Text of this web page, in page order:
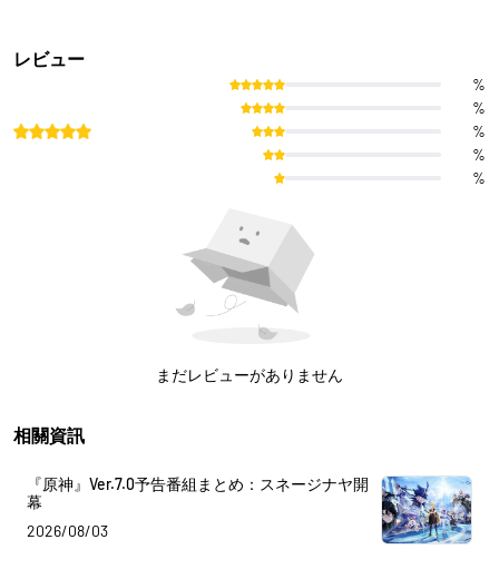
レビュー
%
%
%
%
%
まだレビューがありません
相關資訊
『原神』Ver.7.0予告番組まとめ：スネージナヤ開
幕
2026/08/03